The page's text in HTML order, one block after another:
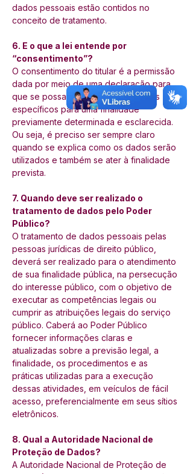
dados pessoais estão contidos no
conceito de tratamento.
6. E o que a lei entende por
“consentimento”?
O consentimento do titular é a permissão
dada por meio de uma declaração para
que se possa coletar e utilizar dados
específicos para uma finalidade
previamente determinada e esclarecida.
Ou seja, é preciso ser sempre claro
quando se explica como os dados serão
utilizados e também se ater à finalidade
prevista.
7. Quando deve ser realizado o
tratamento de dados pelo Poder
Público?
O tratamento de dados pessoais pelas
pessoas jurídicas de direito público,
deverá ser realizado para o atendimento
de sua finalidade pública, na persecução
do interesse público, com o objetivo de
executar as competências legais ou
cumprir as atribuições legais do serviço
público. Caberá ao Poder Público
fornecer informações claras e
atualizadas sobre a previsão legal, a
finalidade, os procedimentos e as
práticas utilizadas para a execução
dessas atividades, em veículos de fácil
acesso, preferencialmente em seus sítios
eletrônicos.
8. Qual a Autoridade Nacional de
Proteção de Dados?
A Autoridade Nacional de Proteção de